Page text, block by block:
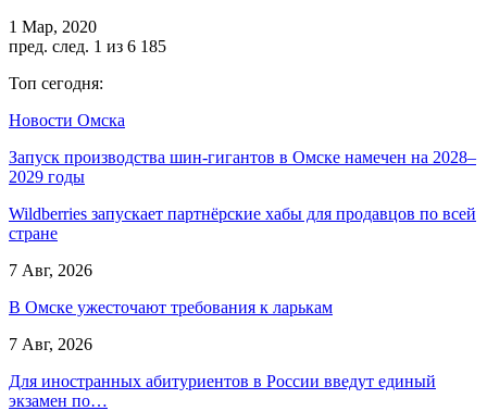
1 Мар, 2020
пред. след. 1 из 6 185
Топ сегодня:
Новости Омска
Запуск производства шин-гигантов в Омске намечен на 2028–
2029 годы
Wildberries запускает партнёрские хабы для продавцов по всей
стране
7 Авг, 2026
В Омске ужесточают требования к ларькам
7 Авг, 2026
Для иностранных абитуриентов в России введут единый
экзамен по…